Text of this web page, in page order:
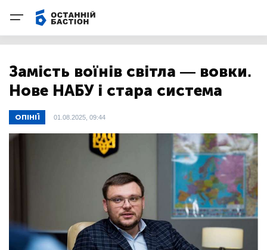
Замість воїнів світла — вовки.
Нове НАБУ і стара система
ОПІНІЇ 01.08.2025, 09:44